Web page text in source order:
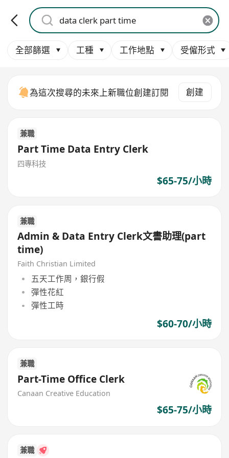
全部篩選 工種 工作地點 受僱形式
為這次搜尋的未來上新職位創建訂閱 創建
兼職
Part Time Data Entry Clerk
四專科技
$65-75/小時
兼職
Admin & Data Entry Clerk文書助理(part
time)
Faith Christian Limited
五天工作周，銀行假
彈性花紅
彈性工時
$60-70/小時
兼職
Part-Time Office Clerk
Canaan Creative Education
$65-75/小時
兼職